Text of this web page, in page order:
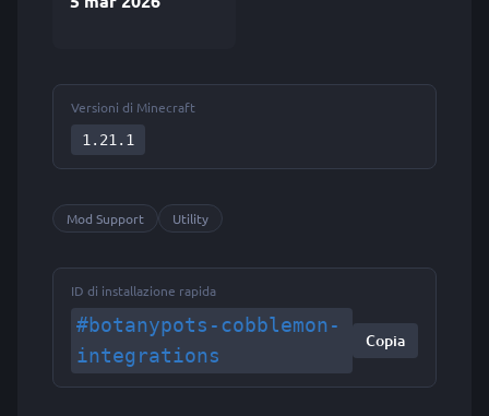
Versioni di Minecraft
1.21.1
Mod Support Utility
ID di installazione rapida
#botanypots-cobblemon-
integrations
Copia